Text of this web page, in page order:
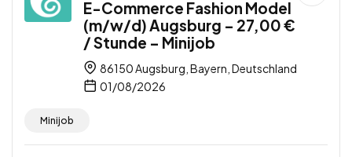
E-Commerce Fashion Model
(m/w/d) Augsburg – 27,00 €
/ Stunde – Minijob
86150 Augsburg, Bayern, Deutschland
01/08/2026
Minijob